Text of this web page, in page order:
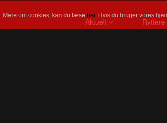
Mere om cookies, kan du læse her. Hvis du bruger vores
Aktuelt Ryttere